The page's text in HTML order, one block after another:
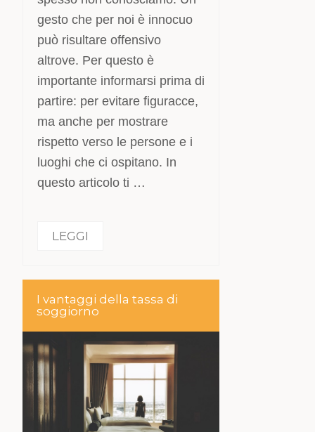
gesto che per noi è innocuo
può risultare offensivo
altrove. Per questo è
importante informarsi prima di
partire: per evitare figuracce,
ma anche per mostrare
rispetto verso le persone e i
luoghi che ci ospitano. In
questo articolo ti …
LEGGI
I vantaggi della tassa di
soggiorno